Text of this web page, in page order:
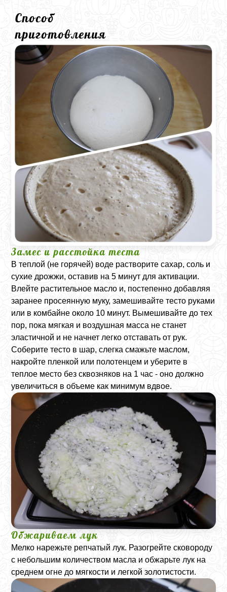
Способ
приготовления
Замес и расстойка теста
В теплой (не горячей) воде растворите сахар, соль и
сухие дрожжи, оставив на 5 минут для активации.
Влейте растительное масло и, постепенно добавляя
заранее просеянную муку, замешивайте тесто руками
или в комбайне около 10 минут. Вымешивайте до тех
пор, пока мягкая и воздушная масса не станет
эластичной и не начнет легко отставать от рук.
Соберите тесто в шар, слегка смажьте маслом,
накройте пленкой или полотенцем и уберите в
теплое место без сквозняков на 1 час - оно должно
увеличиться в объеме как минимум вдвое.
Обжариваем лук
Мелко нарежьте репчатый лук. Разогрейте сковороду
с небольшим количеством масла и обжарьте лук на
среднем огне до мягкости и легкой золотистости.